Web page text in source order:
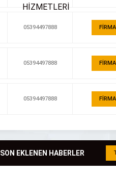
05394497888
05394497888
05394497888
SON EKLENEN HABERLER